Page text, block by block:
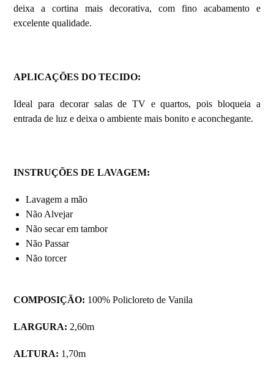
deixa a cortina mais decorativa, com fino acabamento e
excelente qualidade.
APLICAÇÕES DO TECIDO:
Ideal para decorar salas de TV e quartos, pois bloqueia a
entrada de luz e deixa o ambiente mais bonito e aconchegante.
INSTRUÇÕES DE LAVAGEM:
Lavagem a mão
Não Alvejar
Não secar em tambor
Não Passar
Não torcer
COMPOSIÇÃO: 100% Policloreto de Vanila
LARGURA: 2,60m
ALTURA: 1,70m